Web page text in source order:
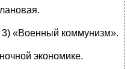
3) «Военный коммунизм».
экономике.